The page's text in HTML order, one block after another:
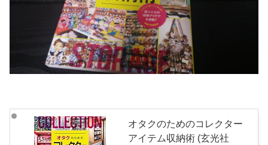
オタクのためのコレクター
アイテム収納術 (玄光社